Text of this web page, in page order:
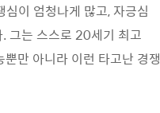
이 엄청나게 많고, 자긍심
그는 스스로 20세기 최고
만 아니라 이런 타고난 경쟁